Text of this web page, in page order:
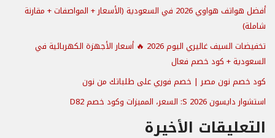
أفضل هواتف هواوي 2026 في السعودية (الأسعار + المواصفات + مقارنة
شاملة)
تخفيضات السيف غاليري اليوم 2026 🔥 أسعار الأجهزة الكهربائية في
السعودية + كود خصم فعال
كود خصم نون مصر | خصم فوري على طلباتك من نون
استشوار دايسون S 2026: السعر، المميزات وكود خصم D82
التعليقات الأخيرة